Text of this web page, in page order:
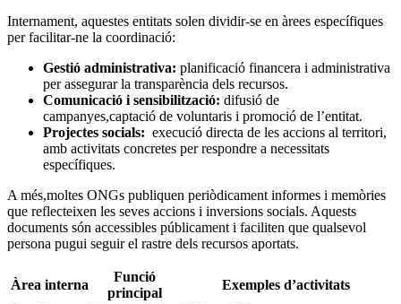
Internament, aquestes entitats solen dividir-se en àrees específiques
per facilitar-ne la coordinació:
Gestió administrativa: planificació financera i⁤ administrativa
per assegurar⁢ la transparència dels ⁢recursos.
Comunicació i sensibilització: difusió de
campanyes,captació de voluntaris i promoció de l’entitat.
Projectes ‌socials: ‌ execució directa de les accions al territori,
amb ⁤activitats concretes per respondre a necessitats
específiques.
A més,moltes ONGs publiquen periòdicament informes i memòries
que reflecteixen les seves ⁤accions i​ inversions socials. Aquests
documents són ⁤accessibles públicament ​i faciliten que qualsevol
⁢persona pugui seguir el rastre dels recursos aportats.
Àrea‌ interna
Funció
principal
Exemples d’activitats